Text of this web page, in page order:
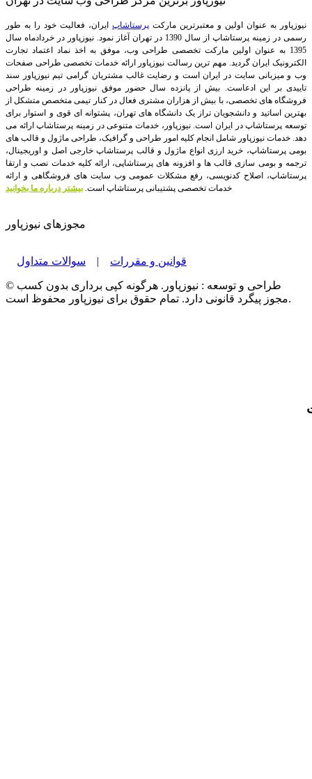
نیوزپاور به عنوان اولین و معتبرترین مارکت پرستاشاپ ایران، فعالیت خود را به طور
رسمی در زمینه پرستاشاپ از سال 1390 در تهران آغاز نمود. نیوزپاور در خردادماه سال
1395 به عنوان اولین مارکت تخصصی طراحی وب، موفق به اخذ نماد اعتماد تجارت
الکترونیک ایران گردید. مهم ترین رسالت نیوزپاور ارائه خدمات تخصصی طراحی صفحات
وب و میزبانی سایت در ایران است و رضایت غالب مشتریان گرامی تیم نیوزپاور سند
تاییدی بر این ادعاست. بیش از پانزده سال حضور موفق نیوزپاور در زمینه طراحی
فروشگاه های تخصصی، با بیش از هزاران مشتری فعال در کنار تیمی متخصص متشکل از
بهترین اساتید و دانشجویان تراز یک دانشگاه های تهران، پشتوانه ای قوی و استوار برای
توسعه پرستاشاپ در ایران است.نیوزپاور، خدمات متنوعی در زمینه پرستاشاپ ارائه می
دهد. خدمات نیوزپاور شامل انجام کلیه امور طراحی و گرافیک، طراحی ماژول و قالب های
بومی پرستاشاپ، خرید ارزی انواع ماژول و قالب پرستاشاپ خارجی اصل و اوریجینال،
ترجمه و بومی سازی قالب ها و افزونه های پرستاشاپی، ارائه کلیه خدمات نصب و ارتقا
پرستاشاپ، اصلاح کدنویسی، رفع مشکلات عمومی وب سایت های فروشگاهی و ارائه
خدمات تخصصی پشتیبانی پرستاشاپ است. بیشتر درباره ما بخوانید
مجوزهای نیوزپاور
قوانین و مقررات | سوالات متداول
© طراحی و توسعه : نیوزپاور. هرگونه کپی برداری بدون کسب
مجوز پیگرد قانونی دارد. تمام حقوق برای نیوزپاور محفوظ است.